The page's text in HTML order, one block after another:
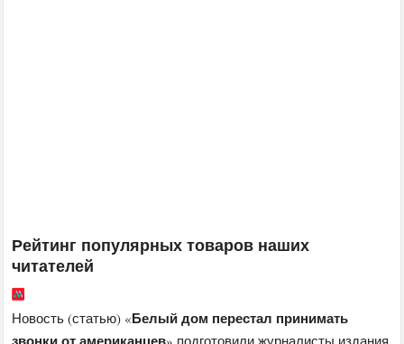
Рейтинг популярных товаров наших
читателей
Новость (статью) «Белый дом перестал принимать